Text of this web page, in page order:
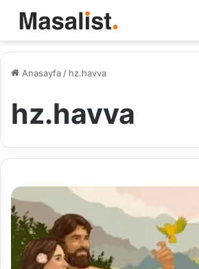
Anasayfa / hz.havva
hz.havva